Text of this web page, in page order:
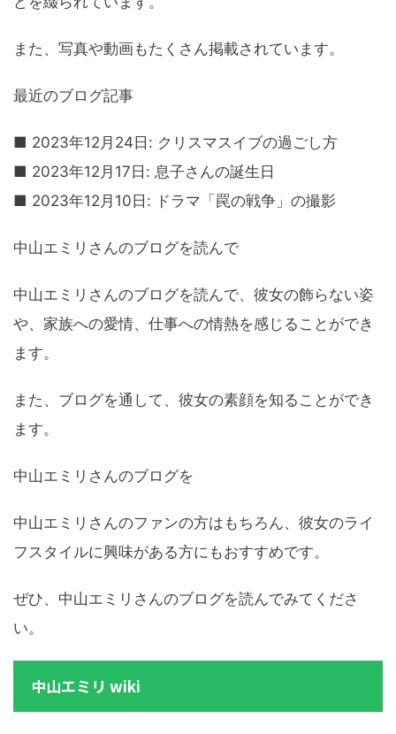
また、写真や動画もたくさん掲載されています。
最近のブログ記事
■ 2023年12月24日: クリスマスイブの過ごし方
■ 2023年12月17日: 息子さんの誕生日
■ 2023年12月10日: ドラマ「罠の戦争」の撮影
中山エミリさんのブログを読んで
中山エミリさんのブログを読んで、彼女の飾らない姿
や、家族への愛情、仕事への情熱を感じることができ
ます。
また、ブログを通して、彼女の素顔を知ることができ
ます。
中山エミリさんのブログを
中山エミリさんのファンの方はもちろん、彼女のライ
フスタイルに興味がある方にもおすすめです。
ぜひ、中山エミリさんのブログを読んでみてくださ
い。
中山エミリ wiki